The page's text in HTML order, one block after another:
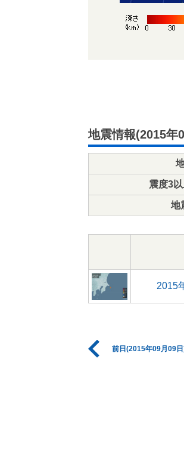
地震情報(2015年
震度3
地
2015
前日(2015年09月09